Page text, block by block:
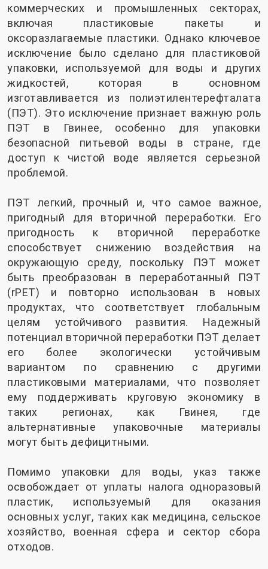
коммерческих и промышленных секторах,
включая пластиковые пакеты и
оксоразлагаемые пластики. Однако ключевое
исключение было сделано для пластиковой
упаковки, используемой для воды и других
жидкостей, которая в основном
изготавливается из полиэтилентерефталата
(ПЭТ). Это исключение признает важную роль
ПЭТ в Гвинее, особенно для упаковки
безопасной питьевой воды в стране, где
доступ к чистой воде является серьезной
проблемой.
ПЭТ легкий, прочный и, что самое важное,
пригодный для вторичной переработки. Его
пригодность к вторичной переработке
способствует снижению воздействия на
окружающую среду, поскольку ПЭТ может
быть преобразован в переработанный ПЭТ
(rPET) и повторно использован в новых
продуктах, что соответствует глобальным
целям устойчивого развития. Надежный
потенциал вторичной переработки ПЭТ делает
его более экологически устойчивым
вариантом по сравнению с другими
пластиковыми материалами, что позволяет
ему поддерживать круговую экономику в
таких регионах, как Гвинея, где
альтернативные упаковочные материалы
могут быть дефицитными.
Помимо упаковки для воды, указ также
освобождает от уплаты налога одноразовый
пластик, используемый для оказания
основных услуг, таких как медицина, сельское
хозяйство, военная сфера и сектор сбора
отходов.